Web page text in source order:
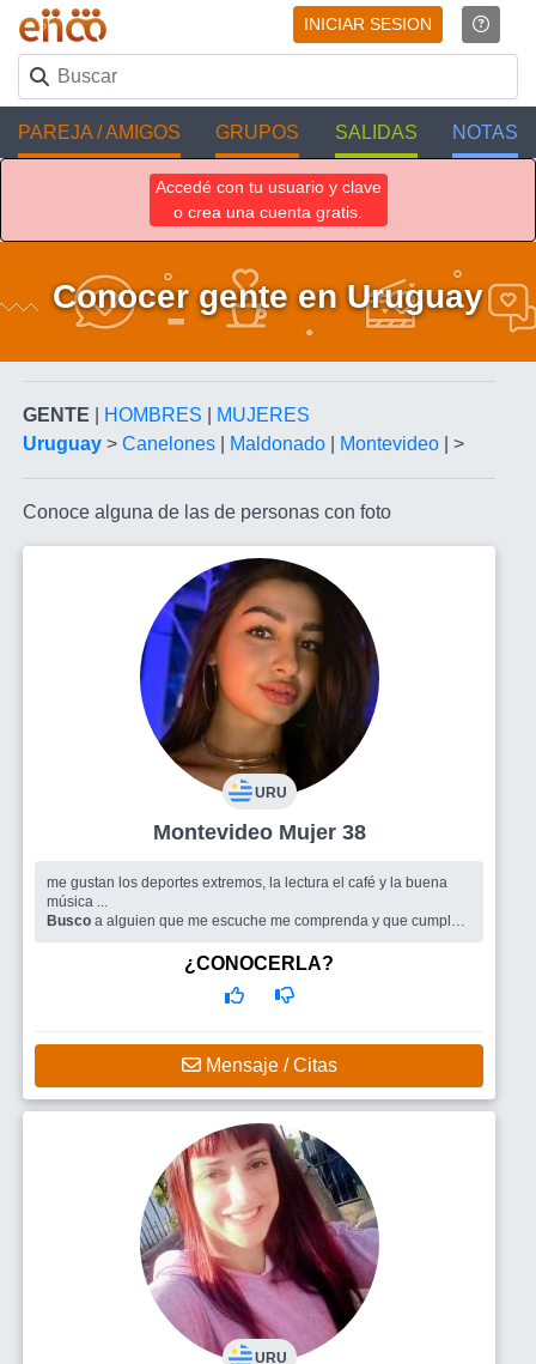
INICIAR SESION
PAREJA / AMIGOS GRUPOS SALIDAS NOTAS
Accedé con tu usuario y clave
o crea una cuenta gratis.
Conocer gente en Uruguay
GENTE HOMBRES
MUJERES
Uruguay > Canelones Maldonado Montevideo | >
Conoce alguna de las de personas con foto
URU
Montevideo Mujer 38
me gustan los deportes extremos, la lectura el café y la buena
música ...
Busco a alguien que me escuche me comprenda y que cumpla
¿CONOCERLA?
Mensaje / Citas
URU